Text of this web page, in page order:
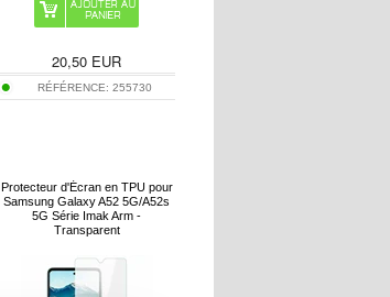
20,50 EUR
RÉFÉRENCE:255730
Protecteur d'Écran en TPU pour
Samsung Galaxy A52 5G/A52s
5G Série Imak Arm -
Transparent